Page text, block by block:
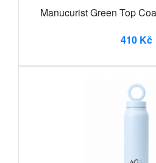
Manucurist Green Top
410 Kč